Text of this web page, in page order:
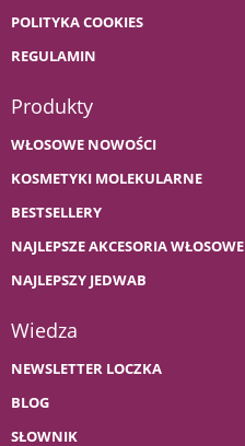
POLITYKA COOKIES
REGULAMIN
Produkty
WŁOSOWE NOWOŚCI
KOSMETYKI MOLEKULARNE
BESTSELLERY
NAJLEPSZE AKCESORIA WŁOSOWE
NAJLEPSZY JEDWAB
Wiedza
NEWSLETTER LOCZKA
BLOG
SŁOWNIK